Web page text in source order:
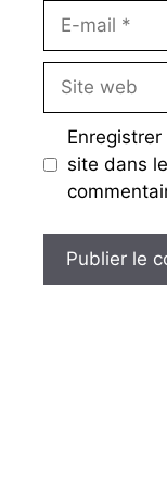
Site
web
site dans